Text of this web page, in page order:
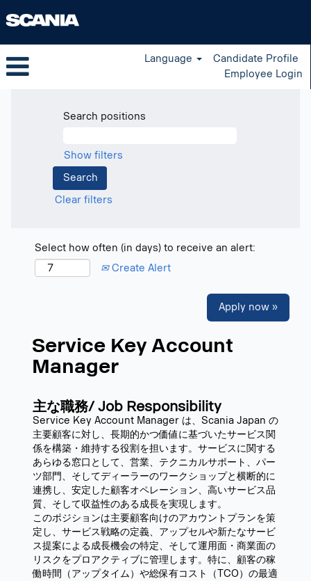
Language
Candidate Profile
Employee Login
Search positions
Show filters
Clear filters
Select how often (in days) to receive an alert:
Create Alert
Apply now »
Service Key Account
Manager
主な職務/ Job Responsibility
Service Key Account Manager は、Scania Japan の
主要顧客に対し、長期的かつ価値に基づいたサービス関
係を構築・維持する役割を担います。サービスに関する
あらゆる窓口として、営業、テクニカルサポート、パー
ツ部門、そしてディーラーのワークショップと横断的に
連携し、安定した顧客オペレーション、高いサービス品
質、そして収益性のある成長を実現します。
このポジションは主要顧客向けのアカウントプランを策
定し、サービス戦略の定義、アップセルや新たなサービ
ス提案による成長機会の特定、そして運用面・商業面の
リスクをプロアクティブに管理します。特に、顧客の稼
働時間（アップタイム）や総保有コスト（TCO）の最適